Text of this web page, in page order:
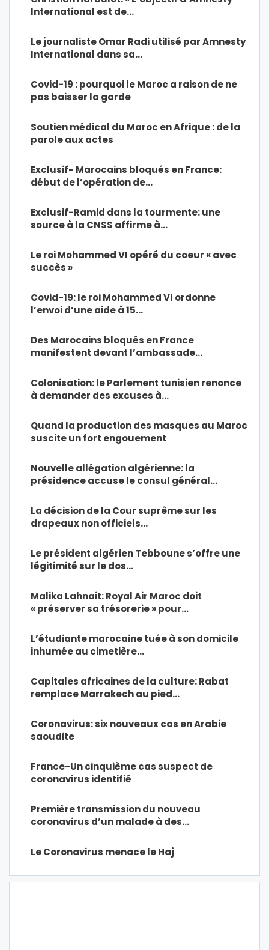
International est de…
Le journaliste Omar Radi utilisé par Amnesty
International dans sa…
Covid-19 : pourquoi le Maroc a raison de ne
pas baisser la garde
Soutien médical du Maroc en Afrique : de la
parole aux actes
Exclusif- Marocains bloqués en France:
début de l’opération de…
Exclusif-Ramid dans la tourmente: une
source à la CNSS affirme à…
Le roi Mohammed VI opéré du coeur « avec
succès »
Covid-19: le roi Mohammed VI ordonne
l’envoi d’une aide à 15…
Des Marocains bloqués en France
manifestent devant l’ambassade…
Colonisation: le Parlement tunisien renonce
à demander des excuses à…
Quand la production des masques au Maroc
suscite un fort engouement
Nouvelle allégation algérienne: la
présidence accuse le consul général…
La décision de la Cour suprême sur les
drapeaux non officiels…
Le président algérien Tebboune s’offre une
légitimité sur le dos…
Malika Lahnait: Royal Air Maroc doit
« préserver sa trésorerie » pour…
L’étudiante marocaine tuée à son domicile
inhumée au cimetière…
Capitales africaines de la culture: Rabat
remplace Marrakech au pied…
Coronavirus: six nouveaux cas en Arabie
saoudite
France-Un cinquième cas suspect de
coronavirus identifié
Première transmission du nouveau
coronavirus d’un malade à des…
Le Coronavirus menace le Haj